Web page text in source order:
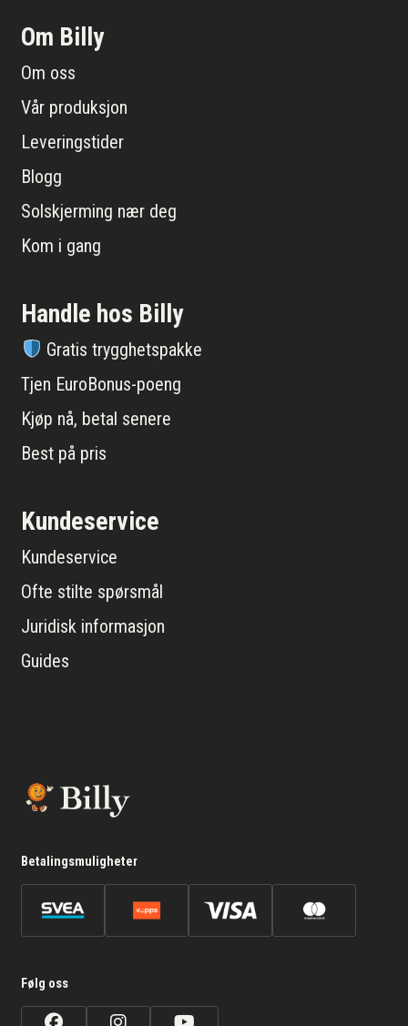
Om Billy
Om oss
Vår produksjon
Leveringstider
Blogg
Solskjerming nær deg
Kom i gang
Handle hos Billy
Gratis trygghetspakke
Tjen EuroBonus-poeng
Kjøp nå, betal senere
Best på pris
Kundeservice
Kundeservice
Ofte stilte spørsmål
Juridisk informasjon
Guides
Betalingsmuligheter
Følg oss